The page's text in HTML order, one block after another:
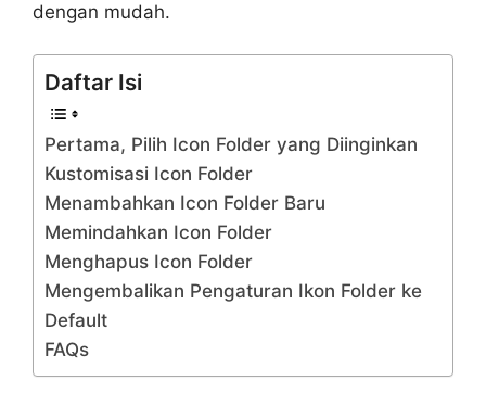
dengan mudah.
Daftar Isi
Pertama, Pilih Icon Folder yang Diinginkan
Kustomisasi Icon Folder
Menambahkan Icon Folder Baru
Memindahkan Icon Folder
Menghapus Icon Folder
Mengembalikan Pengaturan Ikon Folder ke
Default
FAQs